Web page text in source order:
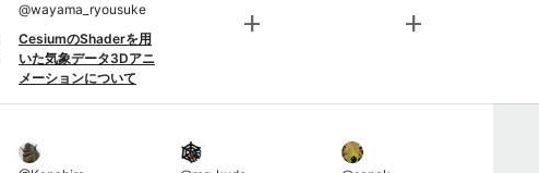
@wayama_ryousuke
CesiumのShaderを用
いた気象データ3Dアニ
メーションについて
add add